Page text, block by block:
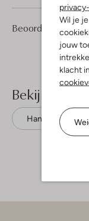
privacy-
Wil je
jouw
klacht
Beoordelingen
Bekijk meer
Handschoenen